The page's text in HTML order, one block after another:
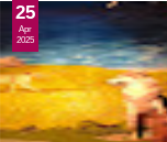
25
Apr
2025